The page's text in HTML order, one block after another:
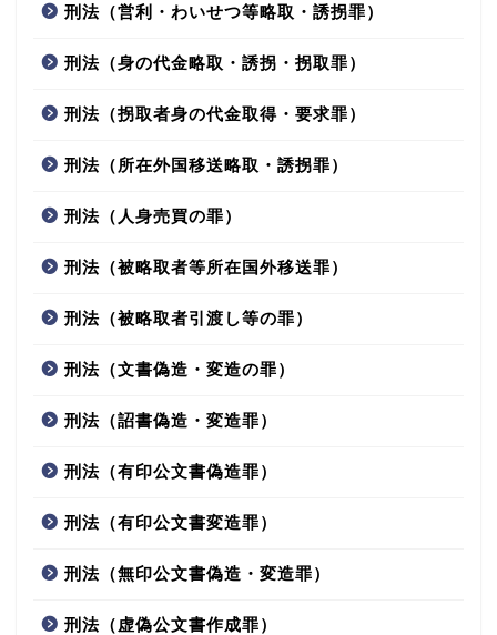
刑法（営利・わいせつ等略取・誘拐罪）
刑法（身の代金略取・誘拐・拐取罪）
刑法（拐取者身の代金取得・要求罪）
刑法（所在外国移送略取・誘拐罪）
刑法（人身売買の罪）
刑法（被略取者等所在国外移送罪）
刑法（被略取者引渡し等の罪）
刑法（文書偽造・変造の罪）
刑法（詔書偽造・変造罪）
刑法（有印公文書偽造罪）
刑法（有印公文書変造罪）
刑法（無印公文書偽造・変造罪）
刑法（虚偽公文書作成罪）